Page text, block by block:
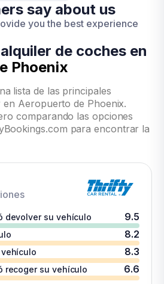
say about us
you the best experience
de coches en
Phoenix
lista de las principales
en Aeropuerto de Phoenix.
comparando las opciones
para encontrar la
devolver su vehículo 9.5
8.2
8.3
recoger su vehículo 6.6